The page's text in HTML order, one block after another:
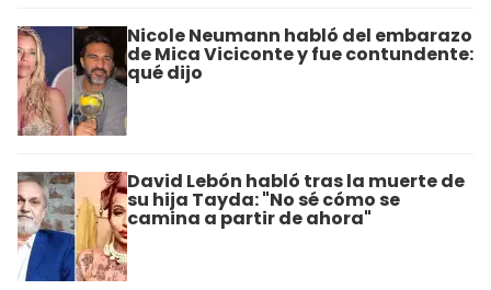
Nicole Neumann habló del embarazo
de Mica Viciconte y fue contundente:
qué dijo
David Lebón habló tras la muerte de
su hija Tayda: "No sé cómo se
camina a partir de ahora"